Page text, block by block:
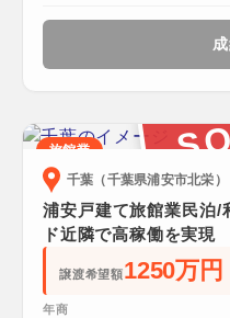
旅館業
千葉（千葉県浦安市北栄）
浦安戸建て旅館業民泊/
ド近隣で高稼働を実現
譲渡希望額1250万円
年商